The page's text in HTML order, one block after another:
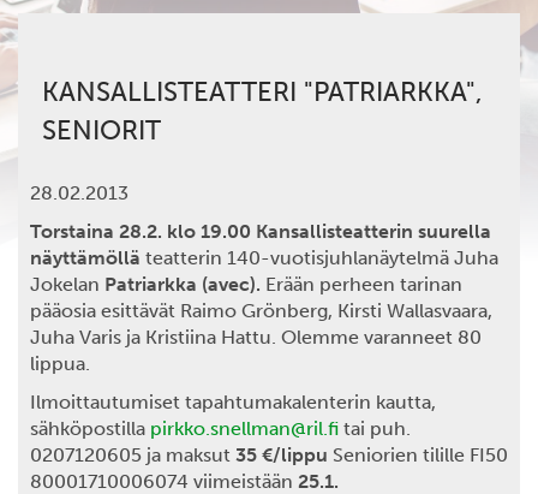
KANSALLISTEATTERI "PATRIARKKA",
SENIORIT
28.02.2013
Torstaina 28.2. klo 19.00 Kansallisteatterin suurella
näyttämöllä teatterin 140-vuotisjuhlanäytelmä Juha
Jokelan Patriarkka (avec). Erään perheen tarinan
pääosia esittävät Raimo Grönberg, Kirsti Wallasvaara,
Juha Varis ja Kristiina Hattu. Olemme varanneet 80
lippua.
Ilmoittautumiset tapahtumakalenterin kautta,
sähköpostilla pirkko.snellman@ril.fi tai puh.
0207120605 ja maksut 35 €/lippu Seniorien tilille FI50
80001710006074 viimeistään 25.1.